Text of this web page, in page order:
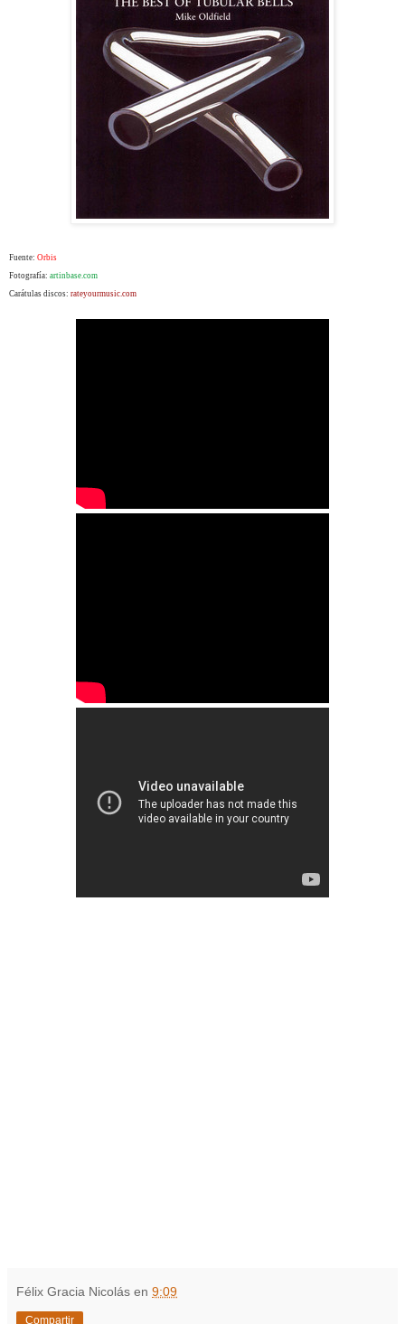
Fuente: Orbis
Fotografía: artinbase.com
Carátulas discos: rateyourmusic.com
Félix Gracia Nicolás en 9:09
Compartir